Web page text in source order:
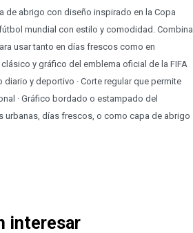
de abrigo con diseño inspirado en la Copa
mundial con estilo y comodidad. Combina
usar tanto en días frescos como en
y gráfico del emblema oficial de la FIFA
y deportivo · Corte regular que permite
· Gráfico bordado o estampado del
urbanas, días frescos, o como capa de abrigo
interesar